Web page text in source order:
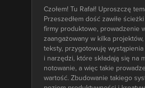
Czołem! Tu Rafał! Uproszczę
Przeszedłem dość zawiłe
firmy produktowe, prowadzenie
zaangażowany w kilka
teksty, przygotowuję
i narzędzi, które składają się na
notowanie, a więc takie
wartość. Zbudowanie takiego